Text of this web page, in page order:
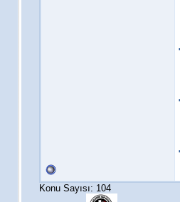
Konu Sayısı: 104